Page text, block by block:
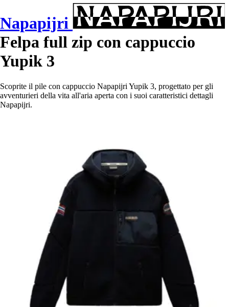
Napapijri
Felpa full zip con cappuccio
Yupik 3
Scoprite il pile con cappuccio Napapijri Yupik 3, progettato per gli
avventurieri della vita all'aria aperta con i suoi caratteristici dettagli
Napapijri.